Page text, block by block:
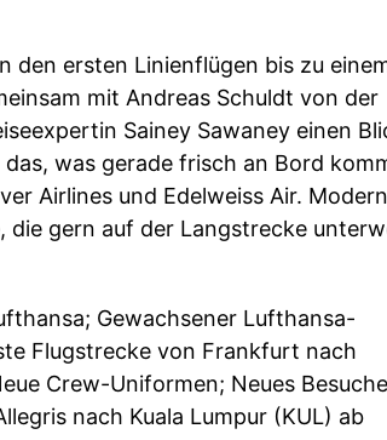
den ersten Linienflügen bis zu
mit Andreas Schuldt von der
Sainey Sawaney einen
was gerade frisch an Bord
Airlines und Edelweiss Air.
gern auf der Langstrecke
Gewachsener Lufthansa-
Flugstrecke von Frankfurt nach
Crew-Uniformen; Neues
nach Kuala Lumpur (KUL) ab